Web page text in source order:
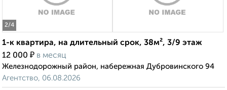
2/4
1-к квартира, на длительный срок, 38м², 3/9 этаж
12 000 ₽ в месяц
Железнодорожный район, набережная Дубровинского 94
Агентство, 06.08.2026